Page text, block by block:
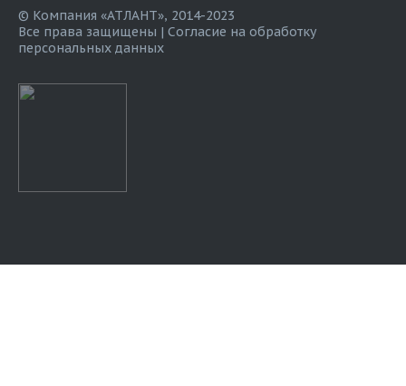
© Компания «АТЛАНТ», 2014-2023
Все права защищены | Согласие на обработку
персональных данных